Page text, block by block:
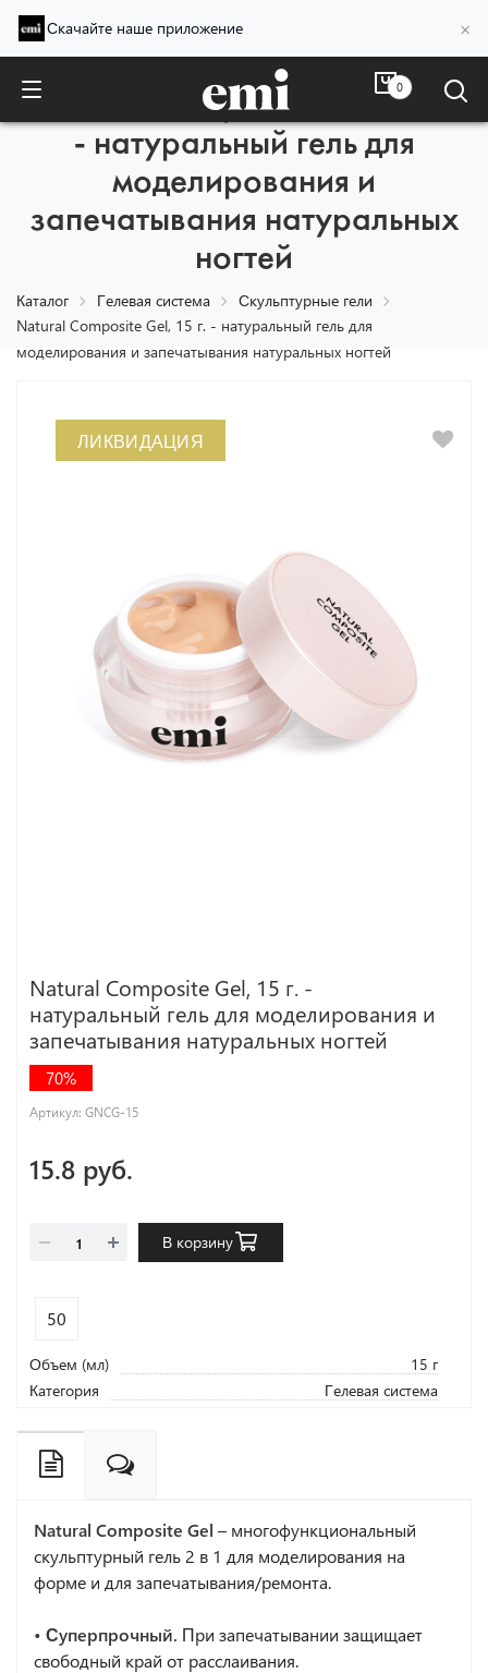
Скачайте наше приложение ×
0
Natural Composite Gel, 15 г.
- натуральный гель для
моделирования и
запечатывания натуральных
ногтей
Каталог Гелевая система
Скульптурные гели
Natural Composite Gel, 15 г. - натуральный гель для
моделирования и запечатывания натуральных ногтей
ЛИКВИДАЦИЯ
Natural Composite Gel, 15 г. -
натуральный гель для моделирования и
запечатывания натуральных ногтей
70%
Артикул: GNCG-15
15.8 руб.
В корзину
50
Объем (мл)
15 г
Категория
Гелевая система
Natural Composite Gel – многофункциональный
скульптурный гель 2 в 1 для моделирования на
форме и для запечатывания/ремонта.
• Суперпрочный. При запечатывании защищает
свободный край от расслаивания.